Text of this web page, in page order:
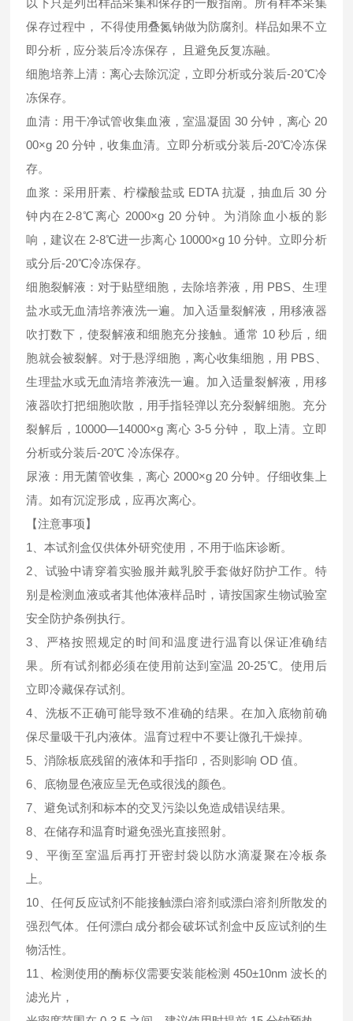
以下只是列出样品采集和保存的一般指南。所有样本采集
保存过程中， 不得使用叠氮钠做为防腐剂。样品如果不立
即分析，应分装后冷冻保存， 且避免反复冻融。
细胞培养上清：离心去除沉淀，立即分析或分装后-20℃冷
冻保存。
血清：用干净试管收集血液，室温凝固 30 分钟，离心 20
00×g 20 分钟，收集血清。立即分析或分装后-20℃冷冻保
存。
血浆：采用肝素、柠檬酸盐或 EDTA 抗凝，抽血后 30 分
钟内在2-8℃离心 2000×g 20 分钟。为消除血小板的影
响，建议在 2-8℃进一步离心 10000×g 10 分钟。立即分析
或分后-20℃冷冻保存。
细胞裂解液：对于贴壁细胞，去除培养液，用 PBS、生理
盐水或无血清培养液洗一遍。加入适量裂解液，用移液器
吹打数下，使裂解液和细胞充分接触。通常 10 秒后，细
胞就会被裂解。对于悬浮细胞，离心收集细胞，用 PBS、
生理盐水或无血清培养液洗一遍。加入适量裂解液，用移
液器吹打把细胞吹散，用手指轻弹以充分裂解细胞。充分
裂解后，10000—14000×g 离心 3-5 分钟， 取上清。立即
分析或分装后-20℃ 冷冻保存。
尿液：用无菌管收集，离心 2000×g 20 分钟。仔细收集上
清。如有沉淀形成，应再次离心。
【注意事项】
1、本试剂盒仅供体外研究使用，不用于临床诊断。
2、试验中请穿着实验服并戴乳胶手套做好防护工作。特
别是检测血液或者其他体液样品时，请按国家生物试验室
安全防护条例执行。
3、严格按照规定的时间和温度进行温育以保证准确结
果。所有试剂都必须在使用前达到室温 20-25℃。使用后
立即冷藏保存试剂。
4、洗板不正确可能导致不准确的结果。在加入底物前确
保尽量吸干孔内液体。温育过程中不要让微孔干燥掉。
5、消除板底残留的液体和手指印，否则影响 OD 值。
6、底物显色液应呈无色或很浅的颜色。
7、避免试剂和标本的交叉污染以免造成错误结果。
8、在储存和温育时避免强光直接照射。
9、平衡至室温后再打开密封袋以防水滴凝聚在冷板条
上。
10、任何反应试剂不能接触漂白溶剂或漂白溶剂所散发的
强烈气体。任何漂白成分都会破坏试剂盒中反应试剂的生
物活性。
11、检测使用的酶标仪需要安装能检测 450±10nm 波长的
滤光片，